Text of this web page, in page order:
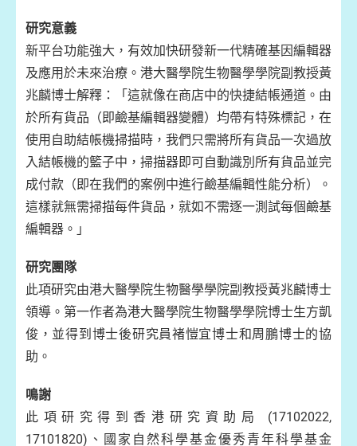
研究意義
新平台功能強大，有效加快研發新一代精確基因編輯器
及應用於未來治療。港大醫學院生物醫學學院副教授黃
兆麟博士解釋：「這就像在商店中的快捷結帳通道。由
於所有貨品（即鹼基編輯器變體）均帶有特殊標記，在
使用自助結帳機掃描時，我們只需將所有貨品一次過放
入結帳機的籃子中，掃描器即可自動識別所有貨品並完
成付款（即在我們的案例中進行鹼基編輯性能分析）。
這樣就無需掃描每件貨品，就如不需逐一測試每個鹼基
編輯器。」
研究團隊
此項研究由港大醫學院生物醫學學院副教授黃兆麟博士
領導。第一作者為港大醫學院生物醫學學院博士生方凱
俊，並得到博士後研究員褚愷宜博士和周鵬博士的協
助。
鳴謝
此項研究得到香港研究資助局 (17102022,
17101820)、國家自然科學基金優秀青年科學基金